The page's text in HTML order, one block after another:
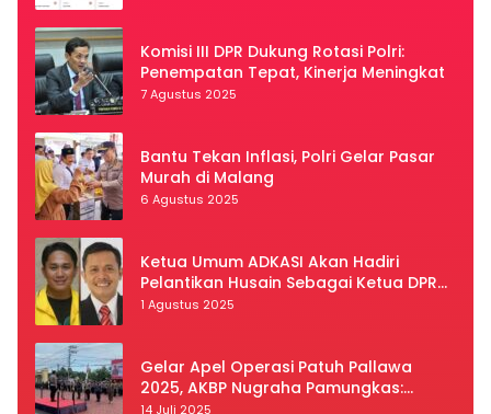
Komisi III DPR Dukung Rotasi Polri:
Penempatan Tepat, Kinerja Meningkat
7 Agustus 2025
Bantu Tekan Inflasi, Polri Gelar Pasar
Murah di Malang
6 Agustus 2025
Ketua Umum ADKASI Akan Hadiri
Pelantikan Husain Sebagai Ketua DPRD
Luwu Utara
1 Agustus 2025
Gelar Apel Operasi Patuh Pallawa
2025, AKBP Nugraha Pamungkas:
Kedisiplinan dan Keselamatan Jadi
14 Juli 2025